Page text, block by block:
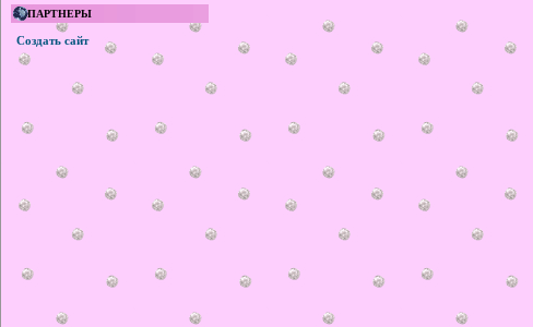
ПАРТНЕРЫ
Создать сайт